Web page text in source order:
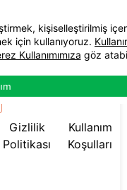
Gizlilik
Politikası
Kullanım
Koşulları